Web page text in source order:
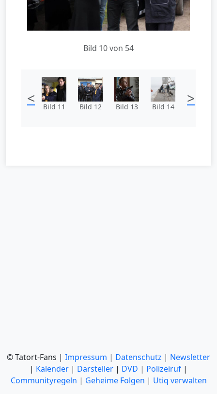
Bild 10 von 54
< Bild 11 Bild 12 Bild 13 Bild 14 >
© Tatort-Fans | Impressum | Datenschutz | Newsletter
| Kalender | Darsteller | DVD | Polizeiruf |
Communityregeln | Geheime Folgen | Utiq verwalten